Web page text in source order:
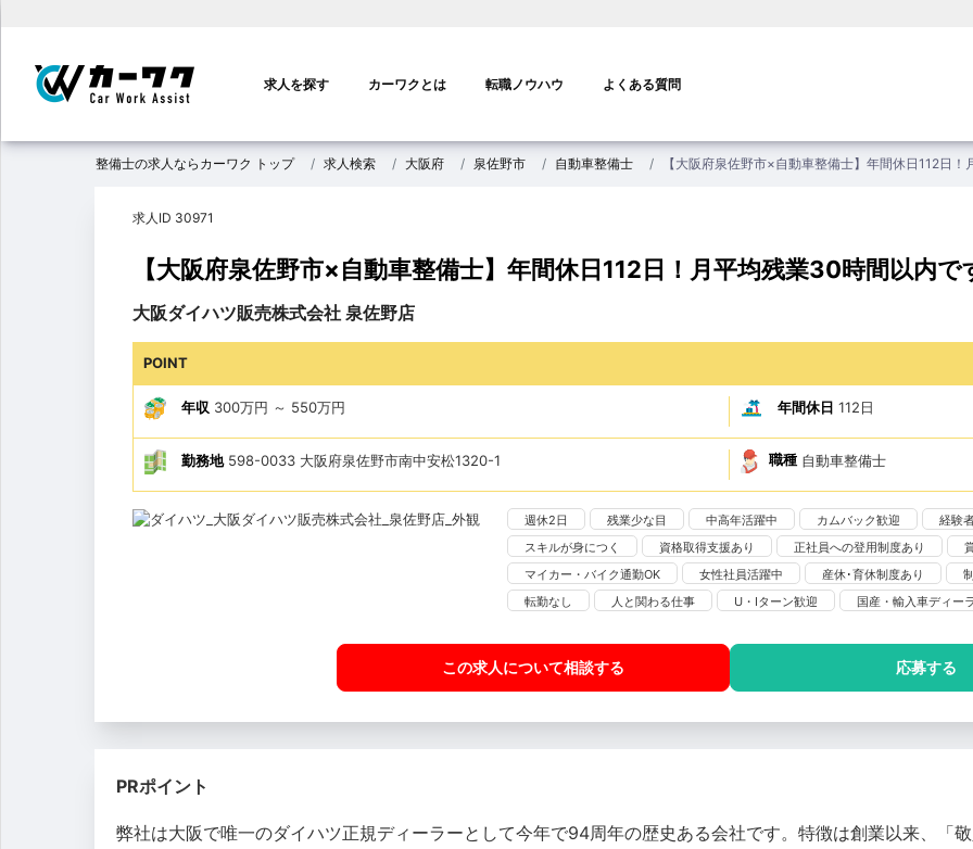
ン
ビ
ゲ
ン
求人を探す カーワクとは 転職ノウハウ よくある質問
整備士の求人ならカーワク トップ 求人検索 大阪府 泉佐野市 自動車整備士 【大阪府泉佐野市×自動車整備士】年間休日112日
求人ID 30971
【大阪府泉佐野市×自動車整備士】年間休日112日！月平均残業30時間以内で
大阪ダイハツ販売株式会社 泉佐野店
POINT
年収 300万円 ～ 550万円 年間休日 112日
勤務地598-0033 大阪府泉佐野市南中安松1320-1 職種 自動車整備士
週休2日 残業少な目 中高年活躍中 カムバック歓迎
経験
スキルが身につく
資格取得支援あり 正社員への登用制度あり
マイカー・バイク通勤OK
女性社員活躍中 産休･育休制度あり
転勤なし
人と関わる仕事 U・Iターン歓迎 国産・輸入車ディー
この求人について相談する 応募する
PRポイント
弊社は大阪で唯一のダイハツ正規ディーラーとして今年で94周年の歴史ある会社です。特徴は創業以来、「